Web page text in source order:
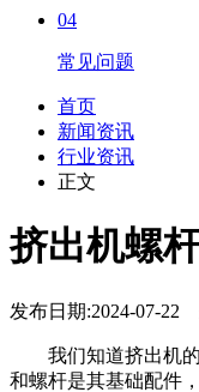
04
常见问题
首页
新闻资讯
行业资讯
正文
挤出机螺
发布日期:2024-07-
我们知道挤出机的
和螺杆是其基础配件